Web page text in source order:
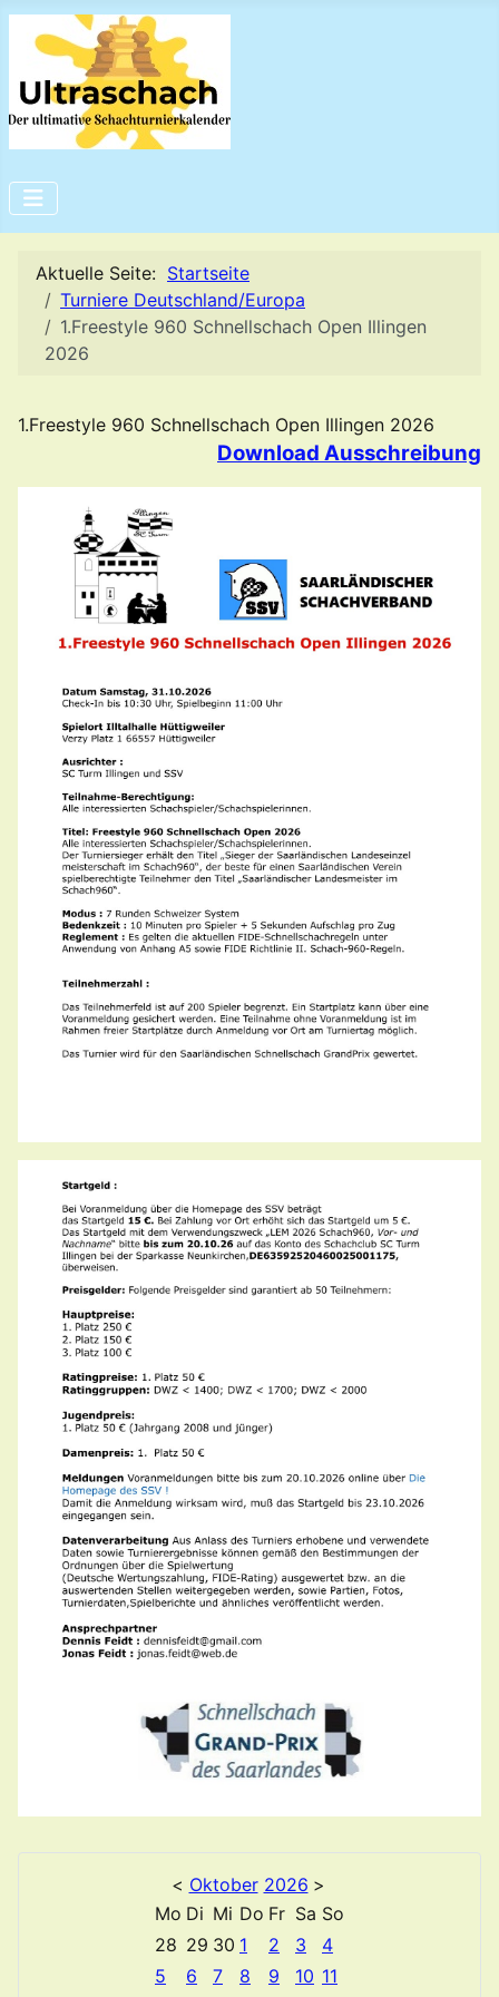
Aktuelle Seite: Startseite
Turniere Deutschland/Europa
1.Freestyle 960 Schnellschach Open Illingen
2026
1.Freestyle 960 Schnellschach Open Illingen 2026
Download Ausschreibung
< Oktober 2026 >
Mo Di Mi Do Fr Sa So
28 29 30 1 2 3
4
5
6 7 8 9 10 11